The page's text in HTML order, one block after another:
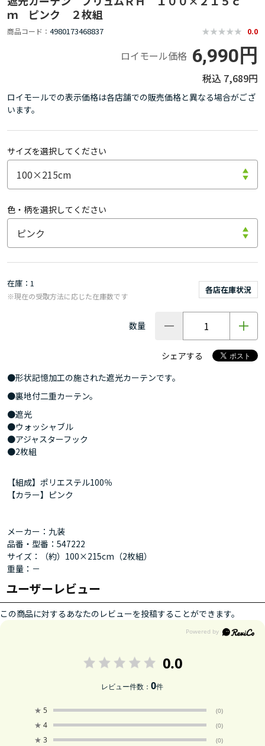
ｍ ピンク ２枚組
商品コード 4980173468837 0.0
ロイモール価格 6,990円
7,689円
ロイモールでの表示価格は各店舗での販売価格と異なる場合がござ
います。
サイズを選択してください
色・柄を選択してください
在庫 1
各店在庫状況
※現在の受取方法に応じた在庫数です
数量
シェアする
●形状記憶加工の施された遮光カーテンです。
●裏地付二重カーテン。
●遮光
●ウォッシャブル
●アジャスターフック
●2枚組
【組成】ポリエステル100％
【カラー】ピンク
メーカー：九装
品番・型番：547222
サイズ：（約）100×215cm（2枚組）
重量：－
ユーザーレビュー
この商品に対するあなたのレビューを投稿することができます。
0.0
レビュー件数：0件
★ 5 (0)
★ 4 (0)
★ 3 (0)